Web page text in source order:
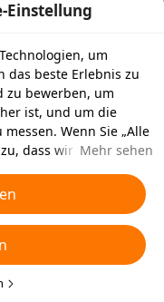
Einstellung
um
das beste Erlebnis zu
zu bewerben, um
ist, und um die
Wenn Sie „Alle
dass wir und die
auf Ihrem Gerät
„Alle ablehnen“
auswählen, welche
deaktivieren möchten,
anpassen“ klicken.
Mehr sehen